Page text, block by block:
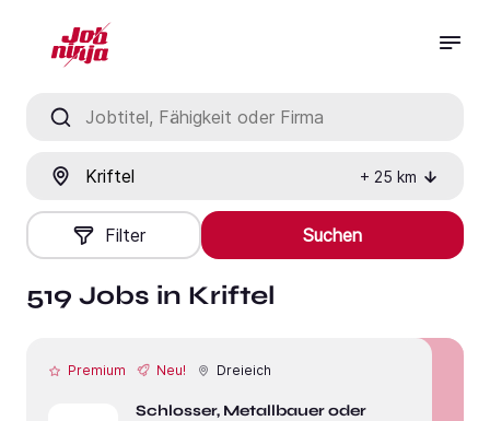
+ 25 km
Filter Suchen
519 Jobs in Kriftel
Premium Neu! Dreieich
Schlosser, Metallbauer oder